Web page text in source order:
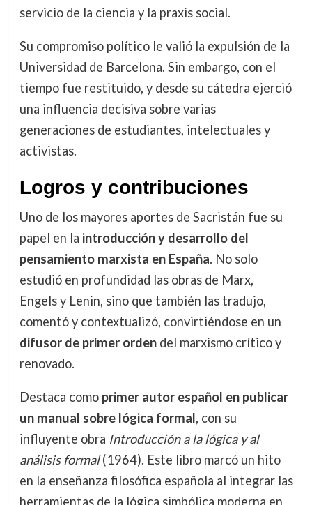
servicio de la ciencia y la praxis social.
Su compromiso político le valió la expulsión de la
Universidad de Barcelona. Sin embargo, con el
tiempo fue restituido, y desde su cátedra ejerció
una influencia decisiva sobre varias
generaciones de estudiantes, intelectuales y
activistas.
Logros y contribuciones
Uno de los mayores aportes de Sacristán fue su
papel en la introducción y desarrollo del
pensamiento marxista en España. No solo
estudió en profundidad las obras de Marx,
Engels y Lenin, sino que también las tradujo,
comentó y contextualizó, convirtiéndose en un
difusor de primer ordendel marxismo crítico y
renovado.
Destaca como primer autor español en publicar
un manual sobre lógica formal, con su
influyente obra Introducción a la lógica y al
análisis formal(1964). Este libro marcó un hito
en la enseñanza filosófica española al integrar las
herramientas de la lógica simbólica moderna en